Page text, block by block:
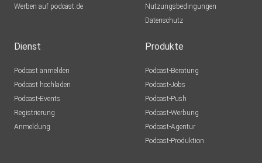
Werben auf podcast.de
Nutzungsbedingungen
Datenschutz
Dienst
Podcast anmelden
Podcast hochladen
Podcast-Events
Registrierung
Anmeldung
Produkte
Podcast-Beratung
Podcast-Jobs
Podcast-Push
Podcast-Werbung
Podcast-Agentur
Podcast-Produktion